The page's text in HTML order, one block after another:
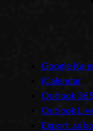
Google
iCalendar
Outlook
Outlook
Export